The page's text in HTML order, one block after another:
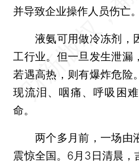
并导致企业操作人员伤亡。
液氨可用做冷冻剂，
工行业。但一旦发生泄漏
若遇高热，则有爆炸危险
现流泪、咽痛、呼吸困
命。
两个多月前，一场由
震惊全国。6月3日清晨，